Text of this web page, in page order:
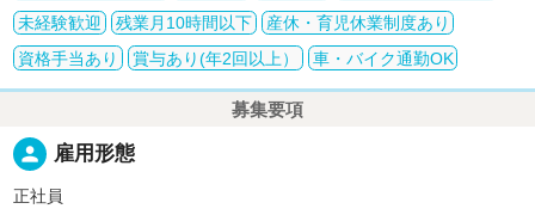
未経験歓迎
残業月10時間以下
産休・育児休業制度あり
資格手当あり
賞与あり(年2回以上） 車・バイク通勤OK
募集要項
person 雇用形態
正社員